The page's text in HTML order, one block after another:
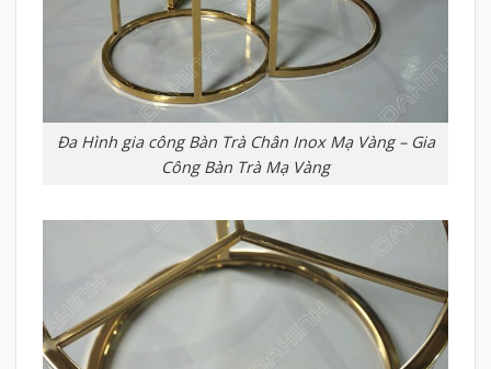
Đa Hình gia công Bàn Trà Chân Inox Mạ Vàng – Gia
Công Bàn Trà Mạ Vàng